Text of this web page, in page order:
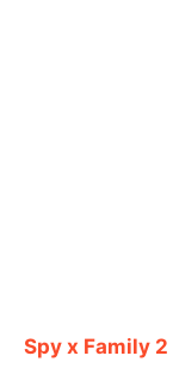
Spy x Family 2